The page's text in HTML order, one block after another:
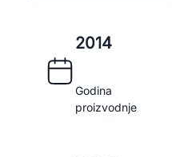
2014
Godina
proizvodnje